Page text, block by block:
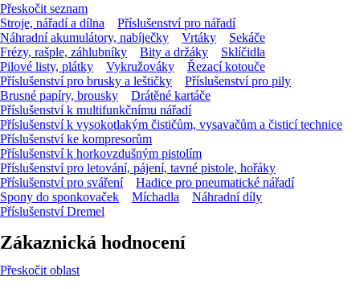
Přeskočit seznam
Stroje, nářadí a dílna
Příslušenství pro nářadí
Náhradní akumulátory, nabíječky
Vrtáky
Sekáče
Frézy, rašple, záhlubníky
Bity a držáky
Sklíčidla
Pilové listy, plátky
Vykružováky
Řezací kotouče
Příslušenství pro brusky a leštičky
Příslušenství pro pily
Brusné papíry, brousky
Drátěné kartáče
Příslušenství k multifunkčnímu nářadí
Příslušenství k vysokotlakým čističům, vysavačům a čisticí technice
Příslušenství ke kompresorům
Příslušenství k horkovzdušným pistolím
Příslušenství pro letování, pájení, tavné pistole, hořáky
Příslušenství pro sváření
Hadice pro pneumatické nářadí
Spony do sponkovaček
Míchadla
Náhradní díly
Příslušenství Dremel
Zákaznická hodnocení
Přeskočit oblast